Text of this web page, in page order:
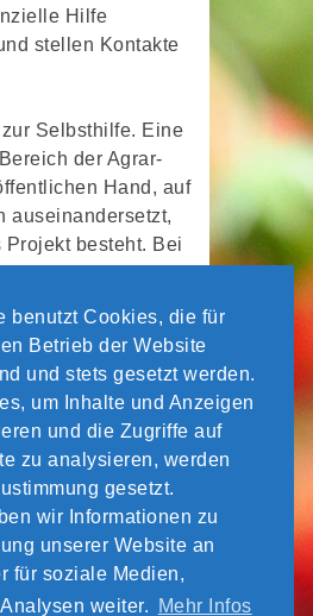
benutzt Cookies, die für
Betrieb der Website
und stets gesetzt werden.
um Inhalte und Anzeigen
und die Zugriffe auf
zu analysieren, werden
gesetzt.
wir Informationen zu
unserer Website an
für soziale Medien,
weiter.
Mehr Infos
Hilfe
stellen Kontakte
Selbsthilfe. Eine
der Agrar-
Hand, auf
auseinandersetzt,
besteht. Bei
gibt es